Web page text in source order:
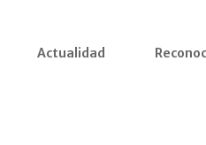
Actualidad